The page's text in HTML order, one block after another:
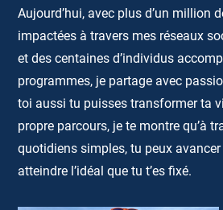
Aujourd’hui, avec plus d’un million
impactées à travers mes réseaux
et des centaines d’individus
programmes, je partage avec
toi aussi tu puisses transformer ta
propre parcours, je te montre qu’à
quotidiens simples, tu peux
atteindre l’idéal que tu t’es fixé.